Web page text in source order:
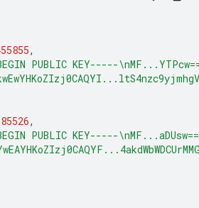
,
PUBLIC KEY-----
,
PUBLIC KEY-----